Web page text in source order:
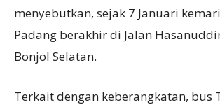
menyebutkan, sejak 7 Januari
Padang berakhir di Jalan
Bonjol Selatan.
Terkait dengan keberangkatan, bus